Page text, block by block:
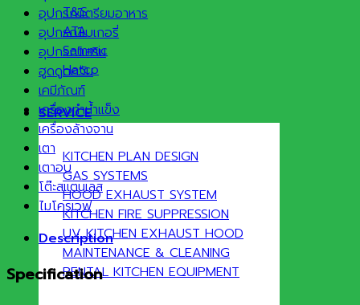
T&S
ATA
Sammic
Hatco
SERVICE
KITCHEN PLAN DESIGN
GAS SYSTEMS
HOOD EXHAUST SYSTEM
KITCHEN FIRE SUPPRESSION
UV KITCHEN EXHAUST HOOD
MAINTENANCE & CLEANING
RENTAL KITCHEN EQUIPMENT
อุปกรณ์เตรียมอาหาร
อุปกรณ์เบเกอรี่
อุปกรณ์เสริม
ฮูดดูดควัน
เคมีภัณฑ์
เครื่องทำน้ำแข็ง
เครื่องล้างจาน
เตา
เตาอบ
โต๊ะสแตนเลส
ไมโครเวฟ
Description
Specification